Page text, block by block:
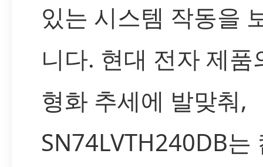
있는 시스템 작동을
니다. 현대 전자 제품
형화 추세에 발맞춰,
SN74LVTH240DB는